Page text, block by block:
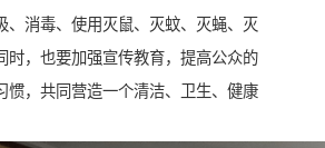
、消毒、使用灭鼠、灭蚊、灭蝇、灭
时，也要加强宣传教育，提高公众的
惯，共同营造一个清洁、卫生、健康